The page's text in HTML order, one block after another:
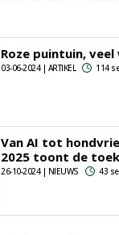
Roze puintuin,
03-06-2024 | ARTIKEL 114
Van AI tot
2025 toont de
26-10-2024 | NIEUWS 43